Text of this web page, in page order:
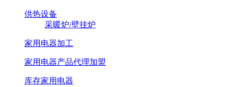
供热设备
采暖炉/壁挂炉
家用电器加工
家用电器产品代理加盟
库存家用电器